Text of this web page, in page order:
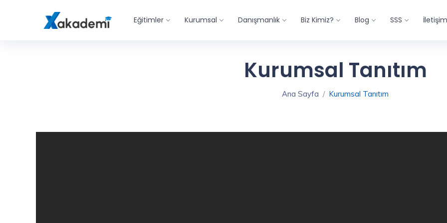
Eğitimler Kurumsal Danışmanlık Biz Kimiz? Blog SSS
Kurumsal Tanıtım
Ana Sayfa Kurumsal Tanıtım